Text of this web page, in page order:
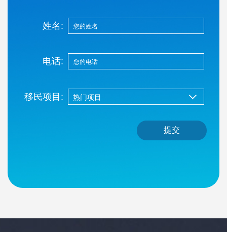
姓名:
电话:
移民项目:
提交